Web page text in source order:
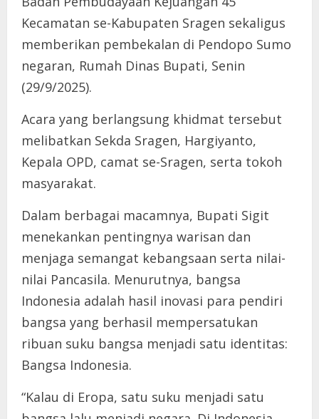
Kecamatan se-Kabupaten Sragen sekaligus
memberikan pembekalan di Pendopo Sumo
negaran, Rumah Dinas Bupati, Senin
(29/9/2025).
Acara yang berlangsung khidmat tersebut
melibatkan Sekda Sragen, Hargiyanto,
Kepala OPD, camat se-Sragen, serta tokoh
masyarakat.
Dalam berbagai macamnya, Bupati Sigit
menekankan pentingnya warisan dan
menjaga semangat kebangsaan serta nilai-
nilai Pancasila. Menurutnya, bangsa
Indonesia adalah hasil inovasi para pendiri
bangsa yang berhasil mempersatukan
ribuan suku bangsa menjadi satu identitas:
Bangsa Indonesia.
“Kalau di Eropa, satu suku menjadi satu